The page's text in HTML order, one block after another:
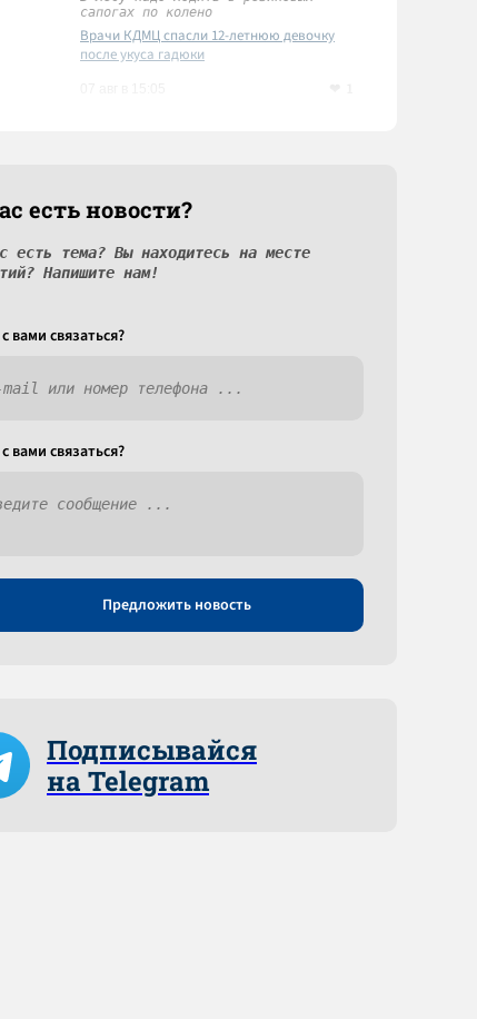
сапогах по колено
Врачи КДМЦ спасли 12-летнюю девочку
после укуса гадюки
есть новости?
есть тема? Вы находитесь на месте
Напишите нам!
вами связаться?
вами связаться?
Предложить новость
Подписывайся
на Telegram